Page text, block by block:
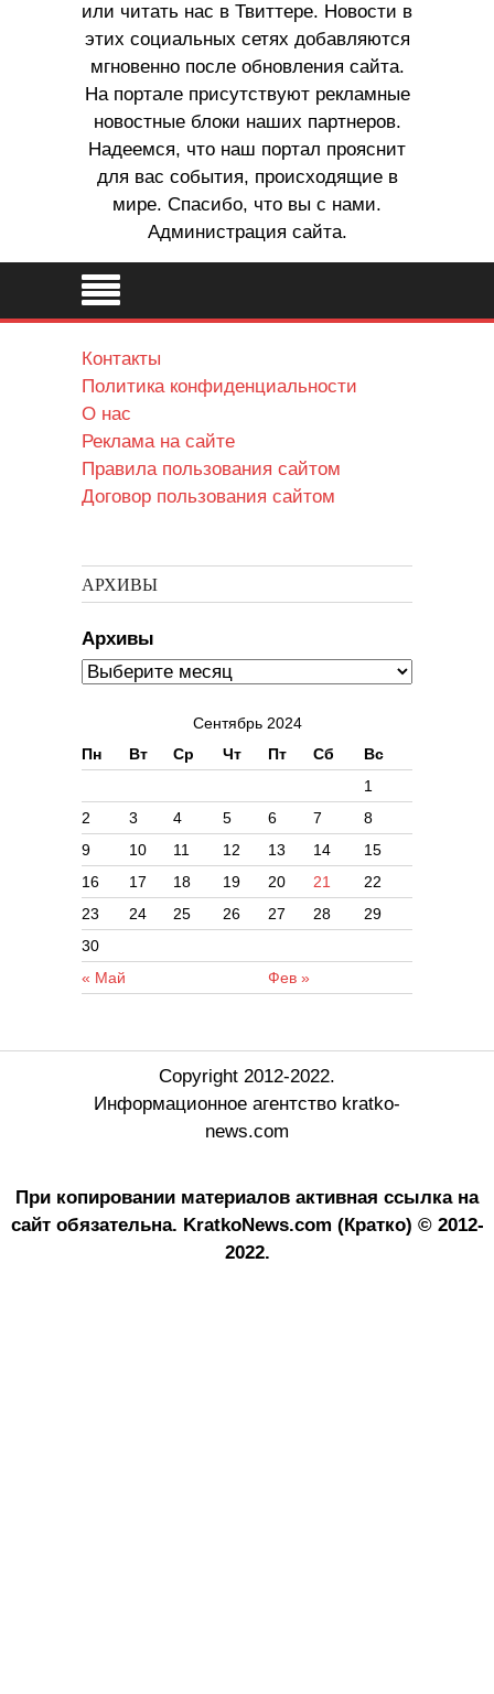
или читать нас в Твиттере. Новости в
этих социальных сетях добавляются
мгновенно после обновления сайта.
На портале присутствуют рекламные
новостные блоки наших партнеров.
Надеемся, что наш портал прояснит
для вас события, происходящие в
мире. Спасибо, что вы с нами.
Администрация сайта.
Контакты
Политика конфиденциальности
О нас
Реклама на сайте
Правила пользования сайтом
Договор пользования сайтом
АРХИВЫ
Архивы
Сентябрь 2024
Пн
Вт Ср Чт Пт Сб Вс
« Май Фев »
1
2
3 4 5 6 7
8
9
10 11 12 13 14
15
16
17 18 19 20 21
22
23
24 25 26 27 28
29
30
Copyright 2012-2022.
Информационное агентство kratko-
news.com
При копировании материалов активная ссылка на
сайт обязательна. KratkoNews.com (Кратко) © 2012-
2022.